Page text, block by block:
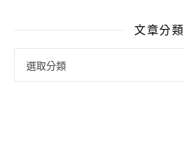
文章分類